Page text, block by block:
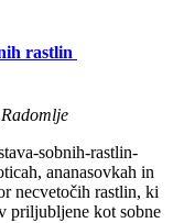
rastlin
sobnih-rastlin-
ananasovkah in
necvetočih rastlin, ki
priljubljene kot sobne